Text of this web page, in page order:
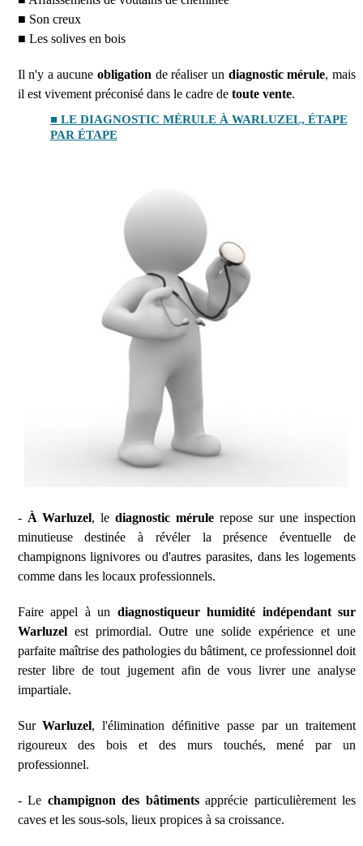
■ Son creux
■ Les solives en bois
Il n'y a aucuneobligation de réaliser un diagnostic mérule, mais
il est vivement préconisé dans le cadre de toute vente.
■ LE DIAGNOSTIC MÉRULE À WARLUZEL, ÉTAPE
PAR ÉTAPE
- À Warluzel, lediagnostic mérule repose sur une inspection
minutieuse destinée à révéler la présence éventuelle de
champignons lignivores ou d'autres parasites, dans les logements
comme dans les locaux professionnels.
Faire appel à un diagnostiqueur humidité indépendant sur
Warluzelest primordial. Outre une solide expérience et une
parfaite maîtrise des pathologies du bâtiment, ce professionnel doit
rester libre de tout jugement afin de vous livrer une analyse
impartiale.
SurWarluzel, l'élimination définitive passe par un traitement
rigoureux des bois et des murs touchés, mené par un
professionnel.
- Le champignon des bâtimentsapprécie particulièrement les
caves et les sous-sols, lieux propices à sa croissance.